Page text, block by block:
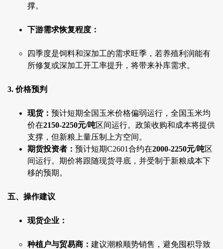
撑。
下游需求恢复程度：
四季度是饲料和深加工的需求旺季，若养殖利润能有
所修复或深加工开工率提升，将带来补库需求。
3. 价格预判
现货： 预计短期全国玉米价格偏弱运行，全国玉米均
价在2150-2250元/吨区间运行。政策收购和成本将提供
支撑，但新粮上量压制上方空间。
期货投资者： 预计短期C2601合约在2000-2250元/吨区
间运行。期价将跟随现货寻底，并受制于新粮成本下
移的预期。
五、操作建议
现货企业：
种植户与贸易商： 建议潮粮顺势销售，避免囤积导致